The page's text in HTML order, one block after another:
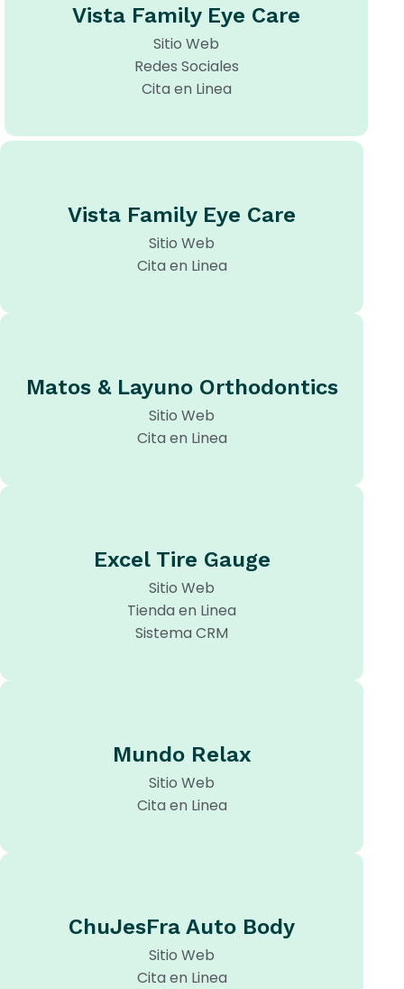
Vista Family Eye Care
Sitio Web
Redes Sociales
Cita en Linea
Vista Family Eye Care
Sitio Web
Cita en Linea
Matos & Layuno Orthodontics
Sitio Web
Cita en Linea
Excel Tire Gauge
Sitio Web
Tienda en Linea
Sistema CRM
Mundo Relax
Sitio Web
Cita en Linea
ChuJesFra Auto Body
Sitio Web
Cita en Linea